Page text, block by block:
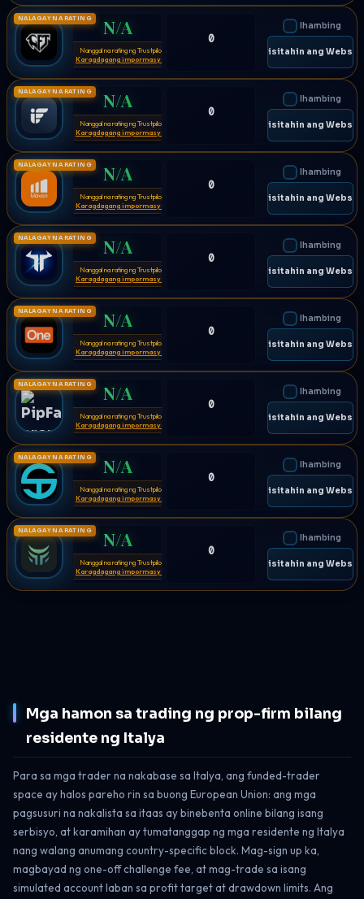
NALAGAY NA RATING N/A
Nanggal na rating ng Trustpilot
Karagdagang impormasyon
0
Ihambing
🌐 Bisitahin ang
NALAGAY NA RATING N/A
Nanggal na rating ng Trustpilot
Karagdagang impormasyon
0
Ihambing
🌐 Bisitahin ang
NALAGAY NA RATING N/A
Nanggal na rating ng Trustpilot
Karagdagang impormasyon
0
Ihambing
🌐 Bisitahin ang
NALAGAY NA RATING N/A
Nanggal na rating ng Trustpilot
Karagdagang impormasyon
0
Ihambing
🌐 Bisitahin ang
NALAGAY NA RATING N/A
Nanggal na rating ng Trustpilot
Karagdagang impormasyon
0
Ihambing
🌐 Bisitahin ang
NALAGAY NA RATING N/A
Nanggal na rating ng Trustpilot
Karagdagang impormasyon
0
Ihambing
🌐 Bisitahin ang
NALAGAY NA RATING N/A
Nanggal na rating ng Trustpilot
Karagdagang impormasyon
0
Ihambing
🌐 Bisitahin ang
NALAGAY NA RATING N/A
Nanggal na rating ng Trustpilot
Karagdagang impormasyon
0
Ihambing
🌐 Bisitahin ang
Mga hamon sa trading ng prop-firm bilang
residente ng Italya
Para sa mga trader na nakabase sa Italya, ang funded-trader
space ay halos pareho rin sa buong European Union: ang mga
pagsusuri na nakalista sa itaas ay binebenta online bilang isang
serbisyo, at karamihan ay tumatanggap ng mga residente ng Italya
nang walang anumang country-specific block. Mag-sign up ka,
magbayad ng one-off challenge fee, at mag-trade sa isang
simulated account laban sa profit target at drawdown limits. Ang